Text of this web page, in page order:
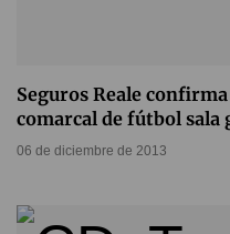
Seguros Reale
comarcal de fútbol sala
06 de diciembre de 2013